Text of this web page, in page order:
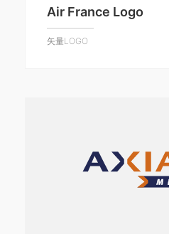
Air France Logo
矢量LOGO